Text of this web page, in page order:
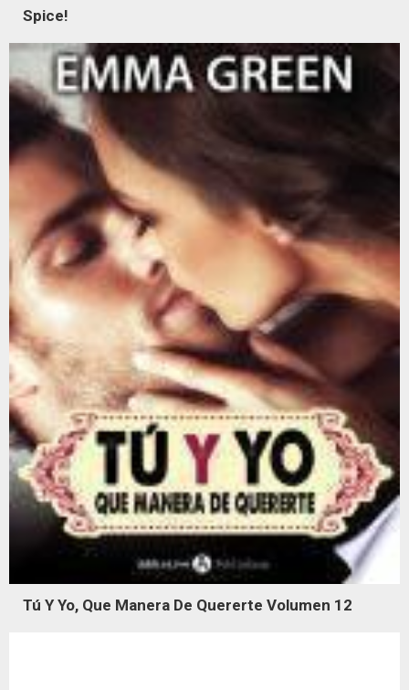
Spice!
Tú Y Yo, Que Manera De Quererte Volumen 12